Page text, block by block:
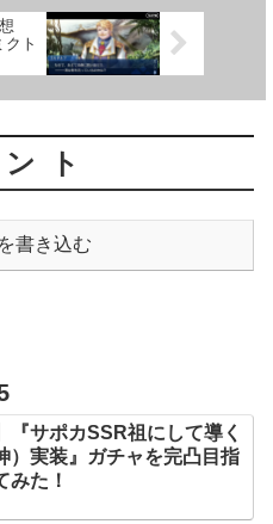
クト
ト
書き込む
『サポカSSR祖にして導く
）実装』ガチャを完凸目指
みた！